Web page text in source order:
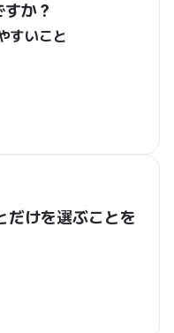
か？
すいこと